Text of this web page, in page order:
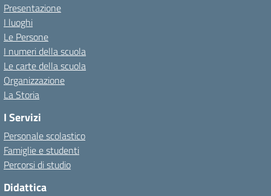
Presentazione
I luoghi
Le Persone
I numeri della scuola
Le carte della scuola
Organizzazione
La Storia
I Servizi
Personale scolastico
Famiglie e studenti
Percorsi di studio
Didattica